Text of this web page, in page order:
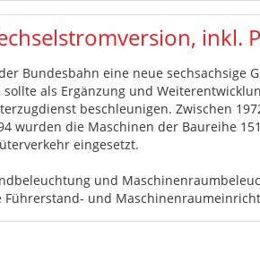
inkl.
Bundesbahn eine neue
als Ergänzung und
beschleunigen. Zwischen
wurden die Maschinen der Baureihe
eingesetzt.
und
und